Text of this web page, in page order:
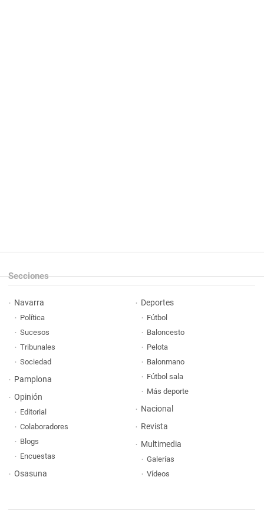
Secciones
Navarra
Política
Sucesos
Tribunales
Sociedad
Pamplona
Opinión
Editorial
Colaboradores
Blogs
Encuestas
Osasuna
Deportes
Fútbol
Baloncesto
Pelota
Balonmano
Fútbol sala
Más deporte
Nacional
Revista
Multimedia
Galerías
Vídeos